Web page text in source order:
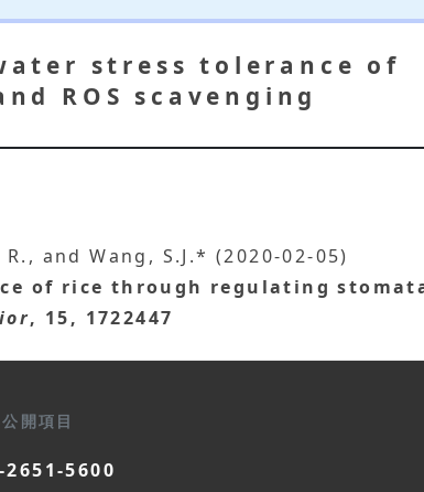
stress tolerance of
ROS scavenging
and Wang, S.J.* (2020-02-05)
of rice through regulating
, 15, 1722447
開項目
2651-5600